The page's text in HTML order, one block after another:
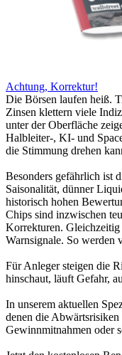
Achtung, Korrektur!
Die Börsen laufen heiß.
Zinsen klettern viele
unter der Oberfläche
Halbleiter-, KI- und
die Stimmung drehen
Besonders gefährlich ist
Saisonalität, dünner
historisch hohen
Chips sind inzwischen
Korrekturen. Gleichzeitig
Warnsignale. So werden
Für Anleger steigen die
hinschaut, läuft Gefahr,
In unserem aktuellen
denen die
Gewinnmitnahmen oder